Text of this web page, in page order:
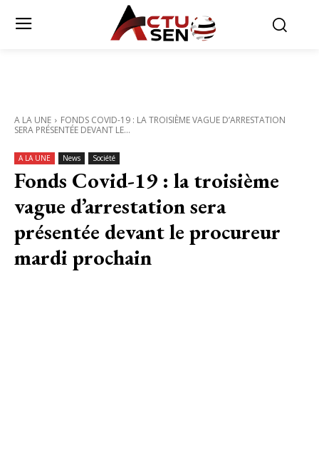
A LA UNE
FONDS COVID-19 : LA TROISIÈME VAGUE D’ARRESTATION
SERA PRÉSENTÉE DEVANT LE...
A LA UNE News Société
Fonds Covid-19 : la troisième
vague d’arrestation sera
présentée devant le procureur
mardi prochain